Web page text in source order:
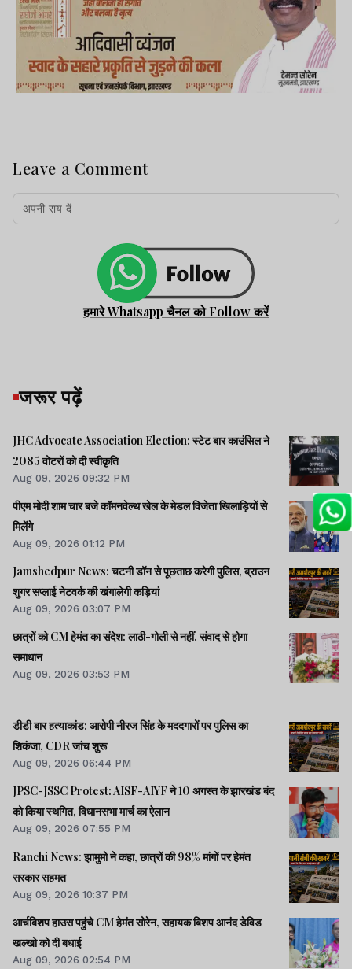
Leave a Comment
हमारे Whatsapp चैनल को Follow करें
जरूर पढ़ें
JHC Advocate Association Election: स्टेट बार काउंसिल ने
2085 वोटरों को दी स्वीकृति
Aug 09, 2026 09:32 PM
पीएम मोदी शाम चार बजे कॉमनवेल्थ खेल के मेडल विजेता खिलाड़ियों से
मिलेंगे
Aug 09, 2026 01:12 PM
Jamshedpur News: चटनी डॉन से पूछताछ करेगी पुलिस, ब्राउन
शुगर सप्लाई नेटवर्क की खंगालेगी कड़ियां
Aug 09, 2026 03:07 PM
छात्रों को CM हेमंत का संदेश: लाठी-गोली से नहीं, संवाद से होगा
समाधान
Aug 09, 2026 03:53 PM
डीडी बार हत्याकांड: आरोपी नीरज सिंह के मददगारों पर पुलिस का
शिकंजा, CDR जांच शुरू
Aug 09, 2026 06:44 PM
JPSC-JSSC Protest: AISF-AIYF ने 10 अगस्त के झारखंड बंद
को किया स्थगित, विधानसभा मार्च का ऐलान
Aug 09, 2026 07:55 PM
Ranchi News: झामुमो ने कहा, छात्रों की 98% मांगों पर हेमंत
सरकार सहमत
Aug 09, 2026 10:37 PM
आर्चबिशप हाउस पहुंचे CM हेमंत सोरेन, सहायक बिशप आनंद डेविड
खल्खो को दी बधाई
Aug 09, 2026 02:54 PM